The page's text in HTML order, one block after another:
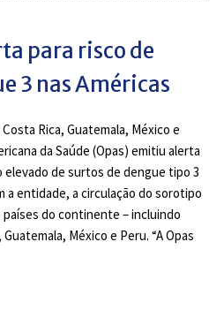
para risco de
3 nas Américas
Rica, Guatemala, México e
da Saúde (Opas) emitiu alerta
de surtos de dengue tipo 3
a entidade, a circulação do sorotipo
do continente – incluindo
México e Peru. “A Opas